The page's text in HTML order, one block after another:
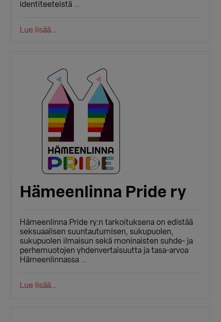
identiteeteistä …
Lue lisää...
Hämeenlinna Pride ry
Hämeenlinna Pride ry:n tarkoituksena on edistää
seksuaalisen suuntautumisen, sukupuolen,
sukupuolen ilmaisun sekä moninaisten suhde- ja
perhemuotojen yhdenvertaisuutta ja tasa-arvoa
Hämeenlinnassa …
Lue lisää...